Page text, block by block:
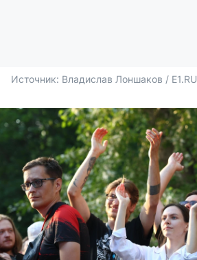
Источник: Владислав Лоншаков / E1.RU